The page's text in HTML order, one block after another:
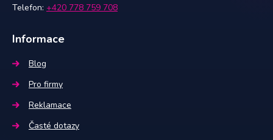
Telefon: +420 778 759 708
Informace
Blog
Pro firmy
Reklamace
Časté dotazy